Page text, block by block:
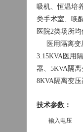
吸机、恒温培
类手术室、唤
医院2类场所
医用隔离变
3.15KVA医用
器、5KVA隔离
8KVA隔离变
技术参数：
输入电压